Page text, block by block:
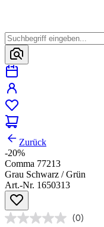
Zurück
-20%
Comma 77213
Grau Schwarz / Grün
Art.-Nr. 1650313
(0)